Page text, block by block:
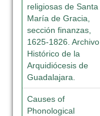
religiosas de Santa
María de Gracia,
sección finanzas,
1625-1826. Archivo
Histórico de la
Arquidiócesis de
Guadalajara.
Causes of
Phonological